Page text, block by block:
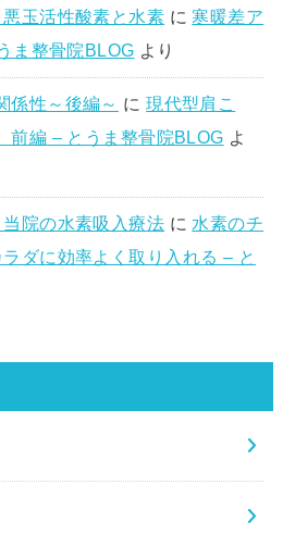
玉活性酸素と水素 に 寒暖差ア
ま整骨院BLOG より
係性～後編～ に現代型肩こ
編 – とうま整骨院BLOG よ
院の水素吸入療法 に 水素のチ
ダに効率よく取り入れる – と